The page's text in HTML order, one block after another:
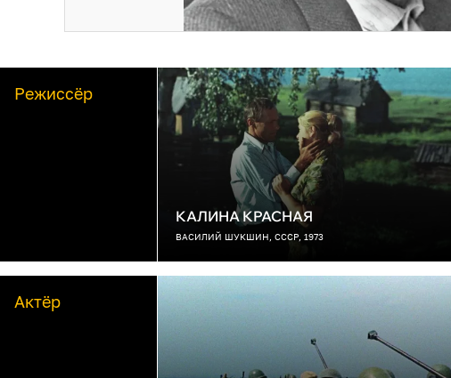
Режиссёр
КАЛИНА КРАСНАЯ
ВАСИЛИЙ ШУКШИН, СССР, 1973
Актёр